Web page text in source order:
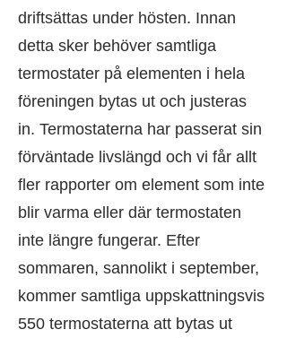
driftsättas under hösten. Innan
detta sker behöver samtliga
termostater på elementen i hela
föreningen bytas ut och justeras
in. Termostaterna har passerat sin
förväntade livslängd och vi får allt
fler rapporter om element som inte
blir varma eller där termostaten
inte längre fungerar. Efter
sommaren, sannolikt i september,
kommer samtliga uppskattningsvis
550 termostaterna att bytas ut